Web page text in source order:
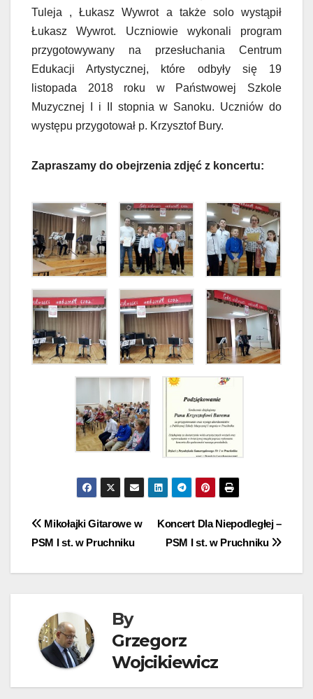
Tuleja , Łukasz Wywrot a także solo wystąpił
Łukasz Wywrot. Uczniowie wykonali program
przygotowywany na przesłuchania Centrum
Edukacji Artystycznej, które odbyły się 19
listopada 2018 roku w Państwowej Szkole
Muzycznej I i II stopnia w Sanoku. Uczniów do
występu przygotował p. Krzysztof Bury.
Zapraszamy do obejrzenia zdjęć z koncertu:
Nawigacja
Koncert Dla Niepodległej –
PSM I st. w Pruchniku
Mikołajki Gitarowe w
PSM I st. w Pruchniku
By
Grzegorz
Wojcikiewicz